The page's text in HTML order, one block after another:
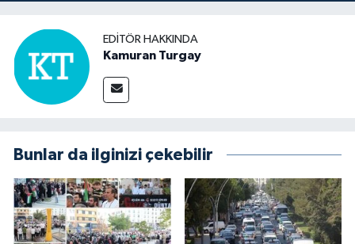
EDITÖR HAKKINDA
Kamuran Turgay
Bunlar da ilginizi çekebilir